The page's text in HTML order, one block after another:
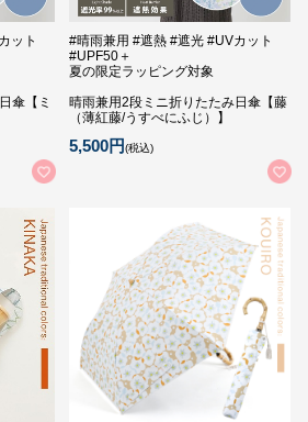
ット
傘【ミ
#晴雨兼用 #遮熱 #遮光 #UVカット
#UPF50＋
夏の限定ラッピング対象
晴雨兼用2段ミニ折りたたみ日傘【藤
（薄紅藤/うすべにふじ）】
5,500円(税込)